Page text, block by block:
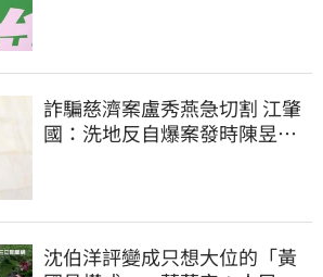
詐騙慈濟案盧秀燕急切割 江肇
國：洗地反自爆案發時陳昱瑄
沈伯洋評變成只想大位的「黃